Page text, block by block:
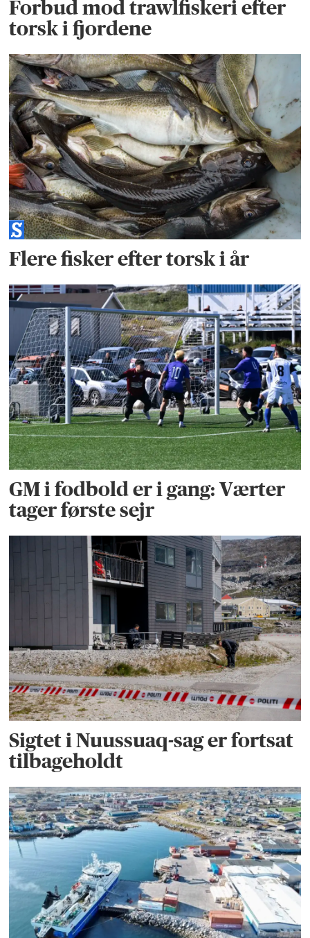
Forbud mod trawlfiskeri efter
torsk i fjordene
Flere fisker efter torsk i år
GM i fodbold er i gang: Værter
tager første sejr
Sigtet i Nuussuaq-sag er fortsat
tilbageholdt